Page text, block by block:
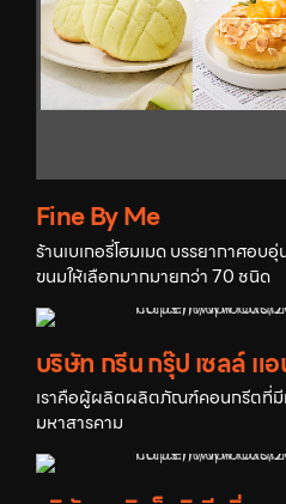
Fine By Me
ร้านเบเกอรี่โฮมเมด บรรยากาศอบ
ขนมให้เลือกมากมายกว่า 70 ชนิด
บริษัท กรีน กรุ๊ป เซลล์ แ
เราคือผู้ผลิตผลิตภัณฑ์คอนกรีตที่มี
มหาสารคาม